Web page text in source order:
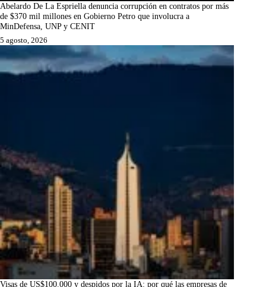
Abelardo De La Espriella denuncia corrupción en contratos por más
de $370 mil millones en Gobierno Petro que involucra a
MinDefensa, UNP y CENIT
5 agosto, 2026
Visas de US$100.000 y despidos por la IA: por qué las empresas de